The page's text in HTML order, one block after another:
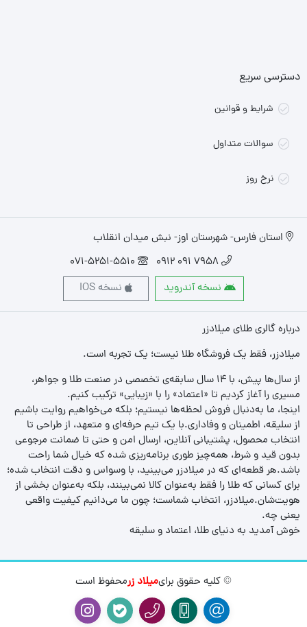
دسترسی سریع
شرایط و قوانین
سوالات متداول
نرخ روز
استان فارس- شهرستان اوز- نبش میدان انقلاب
7958 091 0912
071-5251-5510
نسخه آندروید
نسخه IOS
درباره گالری طلای میلادزر
میلادزر، فقط یک فروشگاه طلا نیست؛ یک تجربه‌ است.
از سال‌ها پیش، با ۱۴ سال سابقه‌ی تخصصی در صنعت طلا و جواهر،
مسیری را آغاز کردیم تا «اعتماد» را با «زیبایی» ترکیب کنیم.
اینجا، ما به‌دنبال فروش لحظه‌ها نیستیم؛ بلکه می‌خواهیم روایت باشیم
از سلیقه، اطمینان و وفاداری.با یک تیم حرفه‌ای و متعهد، از طراحی تا
انتخاب محصول، پشتیبانی آنلاین، ارسال امن و حتی تا ضمانت مرجوعی
بدون قید و شرط، همه‌چیز طوری برنامه‌ریزی شده که خیال شما راحت
باشد.هر قطعه‌ای که در میلادزر می‌بینید، با وسواس و دقت انتخاب شده؛
برای کسانی که طلا را فقط به‌عنوان کالا نمی‌بینند، بلکه به‌عنوان بخشی از
هویت‌شان.میلادزر، انتخاب شماست؛ چون ما می‌دانیم کیفیت واقعی
یعنی چه.
خوش آمدید به دنیای طلا، اعتماد و سلیقه
© کلیه حقوق برایمیلاد زرمحفوظ است